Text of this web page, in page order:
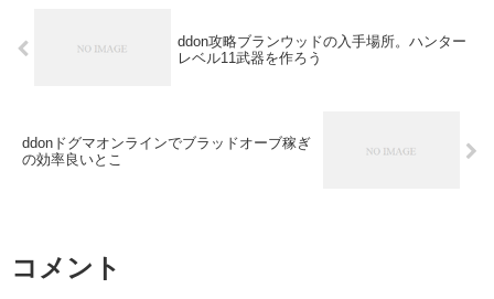
ddon攻略ブランウッドの入手場所。ハンター
レベル11武器を作ろう
ddonドグマオンラインでブラッドオーブ稼ぎ
の効率良いとこ
コメント